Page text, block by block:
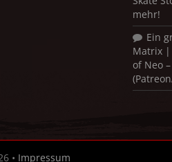
mehr!
Ein
Matrix |
of Neo
• Impressum